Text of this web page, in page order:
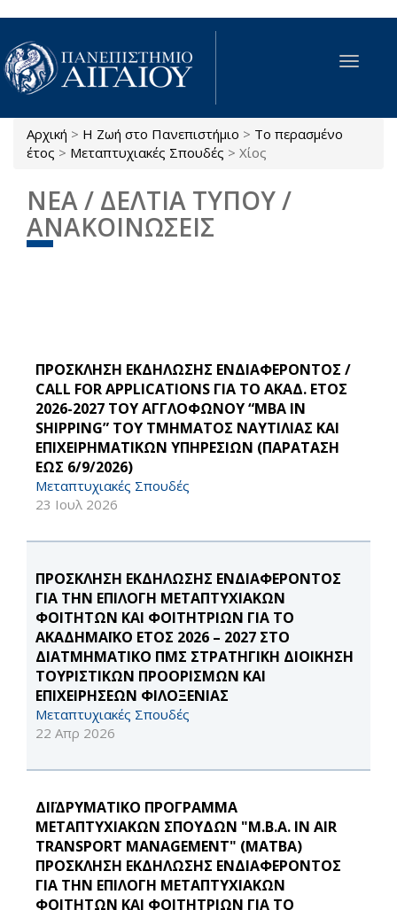
Παράκαμψη προς το κυρίως περιεχόμενο
Toggle
Είστε εδώ
Αρχική > Η Ζωή στο Πανεπιστήμιο > Το περασμένο
έτος > Μεταπτυχιακές Σπουδές > Χίος
ΝΕΑ / ΔΕΛΤΙΑ ΤΥΠΟΥ /
ΑΝΑΚΟΙΝΩΣΕΙΣ
ΠΡΟΣΚΛΗΣΗ ΕΚΔΗΛΩΣΗΣ ΕΝΔΙΑΦΕΡΟΝΤΟΣ /
CALL FOR APPLICATIONS ΓΙΑ ΤΟ ΑΚΑΔ. ΕΤΟΣ
2026-2027 ΤΟΥ ΑΓΓΛΟΦΩΝΟΥ “MBA IN
SHIPPING” ΤΟΥ ΤΜΗΜΑΤΟΣ ΝΑΥΤΙΛΙΑΣ ΚΑΙ
ΕΠΙΧΕΙΡΗΜΑΤΙΚΩΝ ΥΠΗΡΕΣΙΩΝ (ΠΑΡΑΤΑΣΗ
ΕΩΣ 6/9/2026)
Μεταπτυχιακές Σπουδές
23 Ιουλ 2026
ΠΡΟΣΚΛΗΣΗ ΕΚΔΗΛΩΣΗΣ ΕΝΔΙΑΦΕΡΟΝΤΟΣ
ΓΙΑ ΤΗΝ ΕΠΙΛΟΓΗ ΜΕΤΑΠΤΥΧΙΑΚΩΝ
ΦΟΙΤΗΤΩΝ ΚΑΙ ΦΟΙΤΗΤΡΙΩΝ ΓΙΑ ΤΟ
ΑΚΑΔΗΜΑΪΚΟ ΕΤΟΣ 2026 – 2027 ΣΤΟ
ΔΙΑΤΜΗΜΑΤΙΚΟ ΠΜΣ ΣΤΡΑΤΗΓΙΚΗ ΔΙΟΙΚΗΣΗ
ΤΟΥΡΙΣΤΙΚΩΝ ΠΡΟΟΡΙΣΜΩΝ ΚΑΙ
ΕΠΙΧΕΙΡΗΣΕΩΝ ΦΙΛΟΞΕΝΙΑΣ
Μεταπτυχιακές Σπουδές
22 Απρ 2026
ΔΙΪΔΡΥΜΑΤΙΚΟ ΠΡΟΓΡΑΜΜΑ
ΜΕΤΑΠΤΥΧΙΑΚΩΝ ΣΠΟΥΔΩΝ "M.B.A. IN AIR
TRANSPORT MANAGEMENT" (MATBA)
ΠΡΟΣΚΛΗΣΗ ΕΚΔΗΛΩΣΗΣ ΕΝΔΙΑΦΕΡΟΝΤΟΣ
ΓΙΑ ΤΗΝ ΕΠΙΛΟΓΗ ΜΕΤΑΠΤΥΧΙΑΚΩΝ
ΦΟΙΤΗΤΩΝ ΚΑΙ ΦΟΙΤΗΤΡΙΩΝ ΓΙΑ ΤΟ